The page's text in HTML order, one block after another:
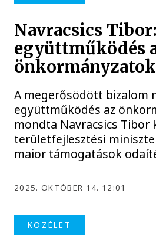
Navracsics
együttműködés
A megerősödött bizalom
együttműködés az
mondta Navracsics Tibor
területfejlesztési
maior támogatások
2025. OKTÓBER 14. 12:01
KÖZÉLET